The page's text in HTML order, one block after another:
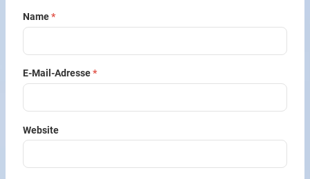
Name*
E-Mail-Adresse*
Website